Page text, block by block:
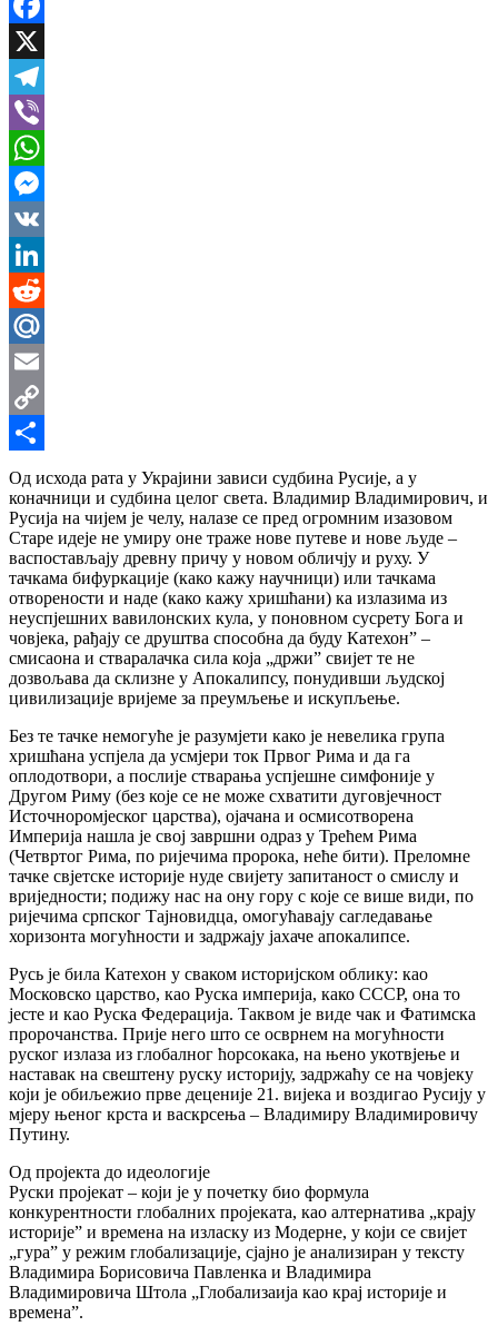
Facebook
X
Telegram
Viber
WhatsApp
Messenger
VK
LinkedIn
Reddit
Mail.Ru
Email
Copy
Link
Share
Од исхода рата у Украјини зависи судбина Русије, а у
коначници и судбина целог света. Владимир Владимирович, и
Русија на чијем је челу, налазе се пред огромним изазовом
Старе идеје не умиру оне траже нове путеве и нове људе –
васпостављају древну причу у новом обличју и руху. У
тачкама бифуркације (како кажу научници) или тачкама
отворености и наде (како кажу хришћани) ка излазима из
неуспјешних вавилонских кула, у поновном сусрету Бога и
човјека, рађају се друштва способна да буду Катехон” –
смисаона и стваралачка сила која „држи” свијет те не
дозвољава да склизне у Апокалипсу, понудивши људској
цивилизације вријеме за преумљење и искупљење.
Без те тачке немогуће је разумјети како је невелика група
хришћана успјела да усмјери ток Првог Рима и да га
оплодотвори, а послије стварања успјешне симфоније у
Другом Риму (без које се не може схватити дуговјечност
Источноромјеског царства), ојачана и осмисотворена
Империја нашла је свој завршни одраз у Трећем Рима
(Четвртог Рима, по ријечима пророка, неће бити). Преломне
тачке свјетске историје нуде свијету запитаност о смислу и
вриједности; подижу нас на ону гору с које се више види, по
ријечима српског Тајновидца, омогућавају сагледавање
хоризонта могућности и задржају јахаче апокалипсе.
Русь је била Катехон у сваком историјском облику: као
Московско царство, као Руска империја, како СССР, она то
јесте и као Руска Федерација. Таквом је виде чак и Фатимска
пророчанства. Прије него што се осврнем на могућности
руског излаза из глобалног ћорсокака, на њено укотвјење и
наставак на свештену руску историју, задржаћу се на човјеку
који је обиљежио прве деценије 21. вијека и воздигао Русију у
мјеру њеног крста и васкрсења – Владимиру Владимировичу
Путину.
Од пројекта до идеологије
Руски пројекат – који је у почетку био формула
конкурентности глобалних пројеката, као алтернатива „крају
историје” и времена на изласку из Модерне, у који се свијет
„гура” у режим глобализације, сјајно је анализиран у тексту
Владимира Борисовича Павленка и Владимира
Владимировича Штола „Глобализаија као крај историје и
времена”.